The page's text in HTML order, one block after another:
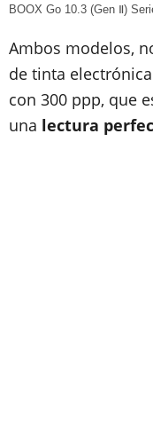
BOOX Go 10.3 (Gen Ⅱ)
Ambos modelos,
de tinta
con 300 ppp, que
una lectura